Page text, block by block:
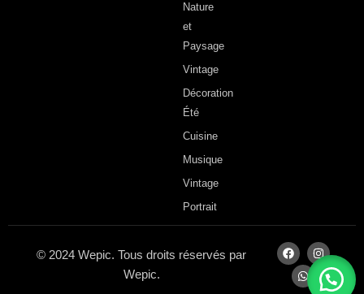
Nature
et
Paysage
Vintage
Décoration
Été
Cuisine
Musique
Vintage
Portrait
© 2024 Wepic. Tous droits réservés par
Wepic.